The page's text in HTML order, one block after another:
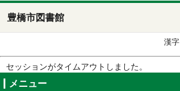
豊橋市図書館
漢字
セッションがタイムアウトしました。
メニュー